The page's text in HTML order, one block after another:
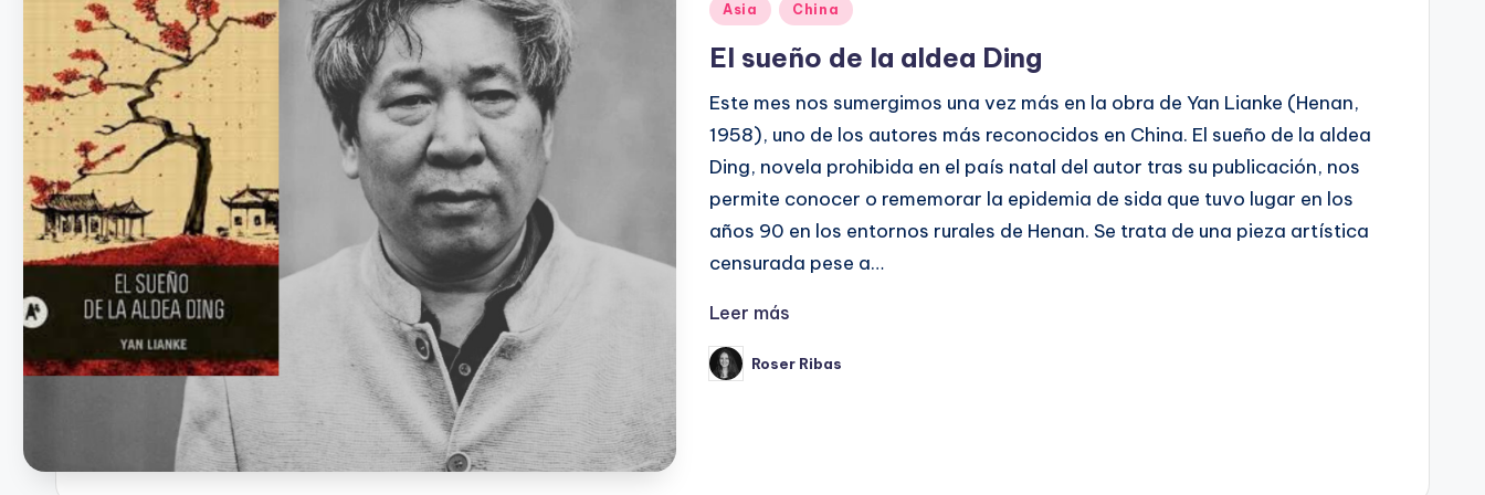
Publicado
Asia China
El sueño de la aldea Ding
Este mes nos sumergimos una vez más en la obra de Yan Lianke (Henan,
1958), uno de los autores más reconocidos en China. El sueño de la aldea
Ding, novela prohibida en el país natal del autor tras su publicación, nos
permite conocer o rememorar la epidemia de sida que tuvo lugar en los
años 90 en los entornos rurales de Henan. Se trata de una pieza artística
censurada pese a…
Leer más
Publicado
por
Roser Ribas